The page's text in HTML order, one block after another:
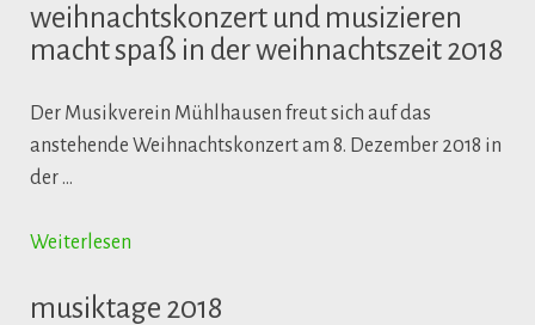
weihnachtskonzert und musizieren
macht spaß in der weihnachtszeit 2018
Der Musikverein Mühlhausen freut sich auf das
anstehende Weihnachtskonzert am 8. Dezember 2018 in
der …
Weiterlesen
musiktage 2018